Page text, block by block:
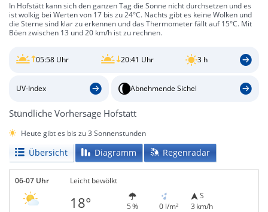
In Hofstätt kann sich den ganzen Tag die Sonne nicht durchsetzen und es
ist wolkig bei Werten von 17 bis zu 24°C. Nachts gibt es keine Wolken und
die Sterne sind klar zu erkennen und das Thermometer fällt auf 15°C. Mit
Böen zwischen 13 und 20 km/h ist zu rechnen.
05:58 Uhr 20:41 Uhr 3 h
UV-Index Abnehmende Sichel
Stündliche Vorhersage Hofstätt
Heute gibt es bis zu 3 Sonnenstunden
Übersicht Diagramm Regenradar
06-07 Uhr Leicht bewölkt
18° 5 % 0 l/m²
S
3 km/h